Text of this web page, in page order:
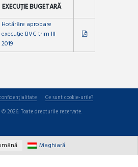
EXECUȚIE BUGETARĂ
Hotărâre aprobare
execuție BVC trim III
2019
Ce sunt cookie-urile?
2026. Toate drepturile rezervate.
Maghiară